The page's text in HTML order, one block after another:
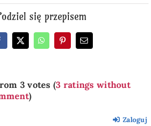
się przepisem
3 votes (3 ratings without
)
Zaloguj